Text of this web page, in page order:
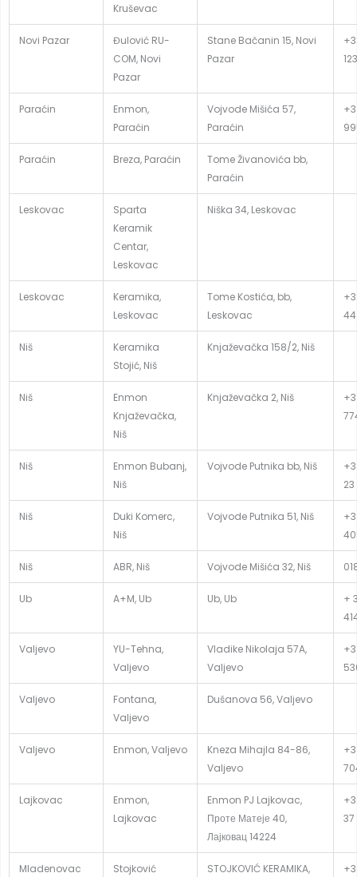
Kruševac
Novi Pazar
Đulović RU-
COM, Novi
Pazar
Stane Bačanin 15, Novi
Pazar
123
Paraćin
Enmon,
Paraćin
Vojvode Mišića 57,
Paraćin
Paraćin Breza, Paraćin
Tome Živanovića bb,
Paraćin
Leskovac
Sparta
Keramik
Centar,
Leskovac
Niška 34, Leskovac
Leskovac
Keramika,
Leskovac
Tome Kostića, bb,
Leskovac
Niš
Keramika
Stojić, Niš
Knjaževačka 158/2, Niš
Niš
Enmon
Knjaževačka,
Niš
Knjaževačka 2, Niš
Niš
Enmon Bubanj,
Niš
Vojvode Putnika bb, Niš
Niš
Duki Komerc,
Niš
Vojvode Putnika 51, Niš
Niš ABR, Niš Vojvode Mišića 32, Niš
Ub A+M, Ub Ub, Ub
+
Valjevo
YU-Tehna,
Valjevo
Vladike Nikolaja 57A,
Valjevo
Valjevo
Fontana,
Valjevo
Dušanova 56, Valjevo
Valjevo Enmon, Valjevo
Kneza Mihajla 84-86,
Valjevo
Lajkovac
Enmon,
Lajkovac
Enmon PJ Lajkovac,
Проте Матеје 40,
Лајковац 14224
37
Mladenovac
Stojković
STOJKOVIĆ KERAMIKA,